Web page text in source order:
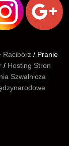
Racibórz/ Pranie
/ Hosting Stron
Szwalnicza